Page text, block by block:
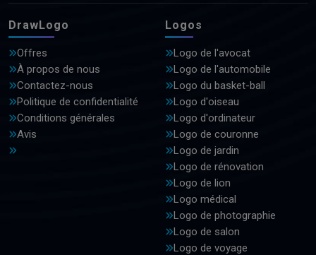
DrawLogo
Offres
À propos de nous
Contactez-nous
Politique de confidentialité
Conditions générales
Avis
Logos
Logo de l'avocat
Logo de l'automobile
Logo du basket-ball
Logo d'oiseau
Logo d'ordinateur
Logo de couronne
Logo de jardin
Logo de rénovation
Logo de lion
Logo médical
Logo de photographie
Logo de salon
Logo de voyage